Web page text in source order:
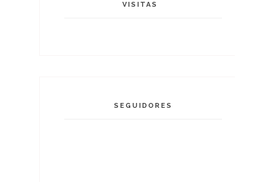
VISITAS
SEGUIDORES